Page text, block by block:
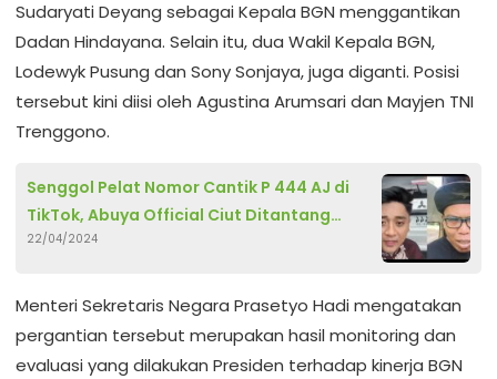
Sudaryati Deyang sebagai Kepala BGN menggantikan
Dadan Hindayana. Selain itu, dua Wakil Kepala BGN,
Lodewyk Pusung dan Sony Sonjaya, juga diganti. Posisi
tersebut kini diisi oleh Agustina Arumsari dan Mayjen TNI
Trenggono.
Senggol Pelat Nomor Cantik P 444 AJ di
TikTok, Abuya Official Ciut Ditantang
Ngopi Sultan Bugih
22/04/2024
Menteri Sekretaris Negara Prasetyo Hadi mengatakan
pergantian tersebut merupakan hasil monitoring dan
evaluasi yang dilakukan Presiden terhadap kinerja BGN